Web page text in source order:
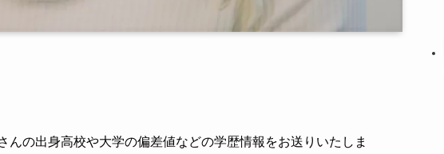
んの出身高校や大学の偏差値などの学歴情報をお送りいたしま